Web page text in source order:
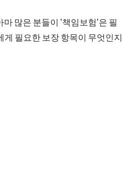
많은 분들이 '책임보험'은 필
필요한 보장 항목이 무엇인지